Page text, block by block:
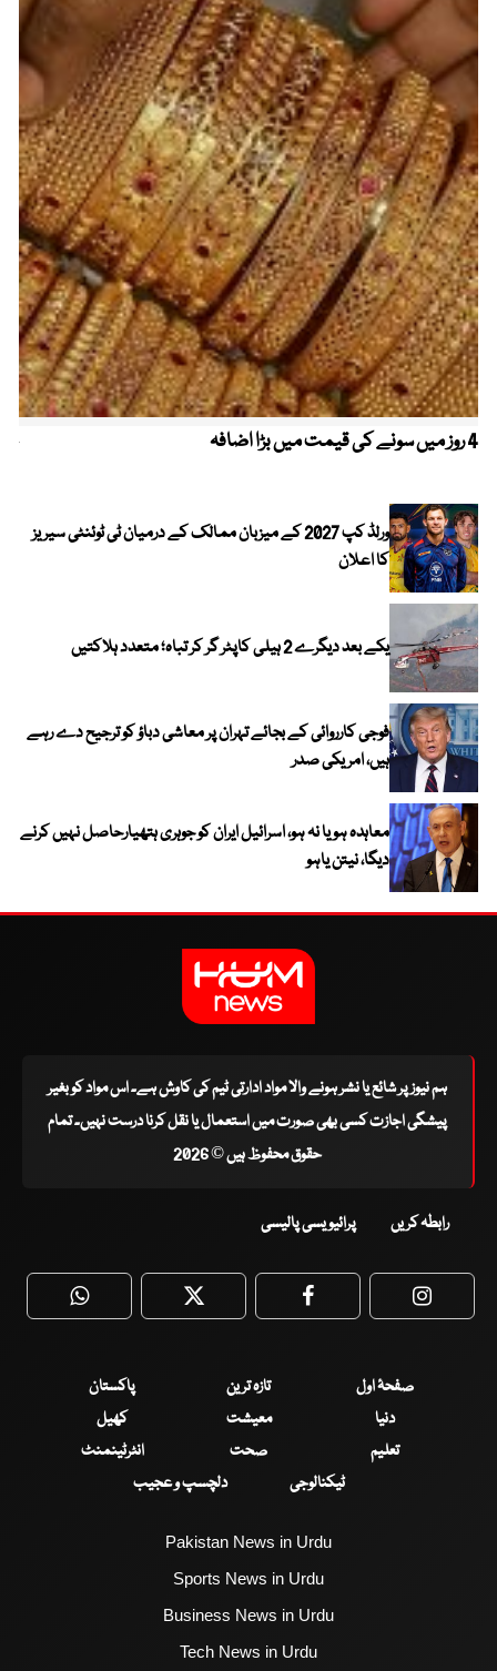
4 روز میں سونے کی قیمت میں بڑا اضافہ
ورلڈ کپ 2027 کے میزبان ممالک کے درمیان ٹی ٹوئنٹی سیریز
کا اعلان
یکے بعد دیگرے 2 ہیلی کاپٹر گر کر تباہ؛ متعدد ہلاکتیں
فوجی کارروائی کے بجائے تہران پر معاشی دباؤ کو ترجیح دے رہے
ہیں، امریکی صدر
معاہدہ ہو یا نہ ہو، اسرائیل ایران کو جوہری ہتھیارحاصل نہیں کرنے
دیگا، نیتن یاہو
ہم نیوز پر شائع یا نشر ہونے والا مواد ادارتی ٹیم کی کاوش ہے۔ اس مواد کو بغیر
پیشگی اجازت کسی بھی صورت میں استعمال یا نقل کرنا درست نہیں۔ تمام
حقوق محفوظ ہیں © 2026
رابطہ کریں پرائیویسی پالیسی
WhatsApp Twitter Facebook
صفحۂ اول تازہ ترین
پاکستان
دنیا
معیشت
کھیل
تعلیم
صحت
انٹرٹینمنٹ
ٹیکنالوجی
دلچسپ و عجیب
Pakistan News in Urdu
Sports News in Urdu
Business News in Urdu
Tech News in Urdu